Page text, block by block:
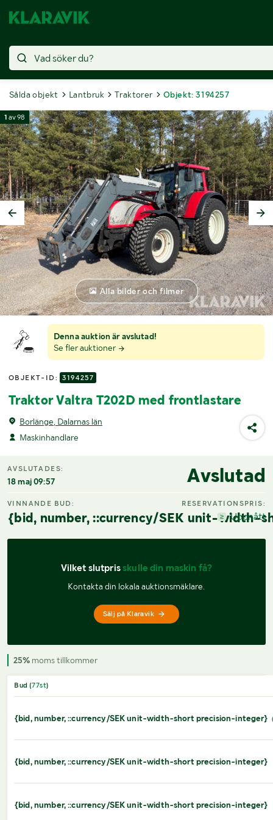
Sålda objekt Lantbruk Traktorer Objekt: 3194257
Denna auktion är avslutad!
Se fler auktioner
OBJEKT-ID: 3194257
Traktor Valtra T202D med frontlastare
Borlänge, Dalarnas län
Maskinhandlare
1 av98
Alla bilder och filmer
AVSLUTADES:
18 maj 09:57 Avslutad
VINNANDE BUD:
{bid, number, ::currency/SEK unit-width-
RESERVATIONSPRIS:
Uppnått
Vilket slutpris skulle din maskin få?
Kontakta din lokala auktionsmäklare.
Sälj på Klaravik
25% moms tillkommer
Bud (77st)
{bid, number, ::currency/SEK unit-width-short precision-integer}
{bid, number, ::currency/SEK unit-width-short precision-integer}
{bid, number, ::currency/SEK unit-width-short precision-integer}